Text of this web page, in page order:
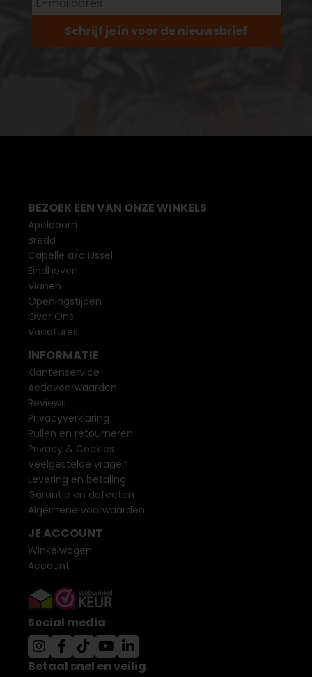
Schrijf je in voor de nieuwsbrief
BEZOEK EEN VAN ONZE WINKELS
Apeldoorn
Breda
Capelle a/d IJssel
Eindhoven
Vianen
Openingstijden
Over Ons
Vacatures
INFORMATIE
Klantenservice
Actievoorwaarden
Reviews
Privacyverklaring
Ruilen en retourneren
Privacy & Cookies
Veelgestelde vragen
Levering en betaling
Garantie en defecten
Algemene voorwaarden
JE ACCOUNT
Winkelwagen
Account
Social media
Betaal snel en veilig